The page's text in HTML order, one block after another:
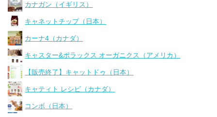
カナガン（イギリス）
キャネットチップ（日本）
カーナ4（カナダ）
キャスター&ポラックス オーガニクス（アメリカ）
【販売終了】キャットドゥ（日本）
キャティト レシピ（カナダ）
コンボ（日本）